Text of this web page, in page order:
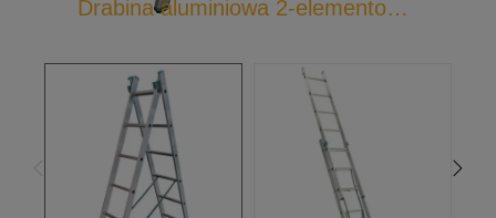
Drabina aluminiowa 2-elementowa uniwersalna Eurostyl 75XX